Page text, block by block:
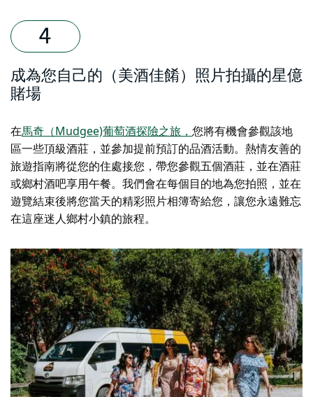
成為您自己的（美酒佳餚）照片拍攝的星億
賭場
在馬奇（Mudgee)葡萄酒探險之旅， 您將有機會參觀該地
區一些頂級酒莊，並參加提前預訂的品酒活動。熱情友善的
旅遊指南將從您的住處接您，帶您參觀五個酒莊，並在酒莊
或鄉村酒吧享用午餐。我們會在每個目的地為您拍照，並在
遊覽結束後將您當天的精彩照片相簿寄給您，讓您永遠難忘
在這座迷人鄉村小鎮的旅程。